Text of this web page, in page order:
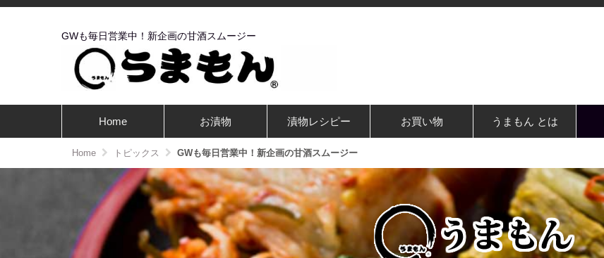
GWも毎日営業中！新企画の甘酒スムージー
Home お漬物 漬物レシピー お買い物 うまもん とは
Home トピックス GWも毎日営業中！新企画の甘酒スムージー